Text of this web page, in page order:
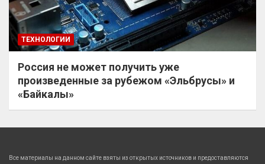
ТЕХНОЛОГИИ
Россия не может получить уже
произведенные за рубежом «Эльбрусы» и
«Байкалы»
Все материалы на данном сайте взяты из открытых источников и предоставляются